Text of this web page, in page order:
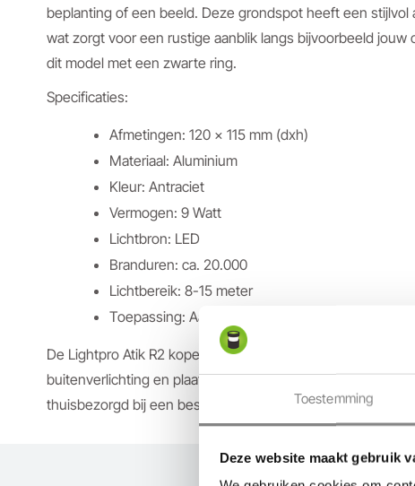
Toestemming
Deze website maakt gebruik
beplanting of een beeld. Deze grondspot heeft een
wat zorgt voor een rustige aanblik langs bijvoorbeeld jouw
dit model met een zwarte ring.
Specificaties:
Afmetingen: 120 x 115 mm (dxh)
Materiaal: Aluminium
Kleur: Antraciet
Vermogen: 9 Watt
Lichtbron: LED
Branduren: ca. 20.000
Lichtbereik: 8-15 meter
Toepassing: Aanlichten hoge tuinelementen,
De Lightpro Atik R2 kopen? Bij Tuinverlichtingswinkel.nl
buitenverlichting en plaats je bestelling. Doe je dit voor
thuisbezorgd bij een bestelling vanaf €100,-. De Lightpro